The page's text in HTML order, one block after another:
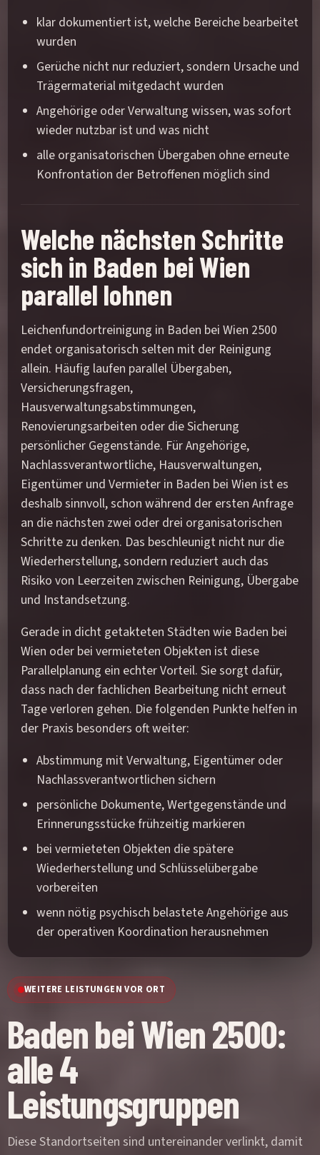
klar dokumentiert ist, welche Bereiche bearbeitet
wurden
Gerüche nicht nur reduziert, sondern Ursache und
Trägermaterial mitgedacht wurden
Angehörige oder Verwaltung wissen, was sofort
wieder nutzbar ist und was nicht
alle organisatorischen Übergaben ohne erneute
Konfrontation der Betroffenen möglich sind
Welche nächsten Schritte
sich in Baden bei Wien
parallel lohnen
Leichenfundortreinigung in Baden bei Wien 2500
endet organisatorisch selten mit der Reinigung
allein. Häufig laufen parallel Übergaben,
Versicherungsfragen,
Hausverwaltungsabstimmungen,
Renovierungsarbeiten oder die Sicherung
persönlicher Gegenstände. Für Angehörige,
Nachlassverantwortliche, Hausverwaltungen,
Eigentümer und Vermieter in Baden bei Wien ist es
deshalb sinnvoll, schon während der ersten Anfrage
an die nächsten zwei oder drei organisatorischen
Schritte zu denken. Das beschleunigt nicht nur die
Wiederherstellung, sondern reduziert auch das
Risiko von Leerzeiten zwischen Reinigung, Übergabe
und Instandsetzung.
Gerade in dicht getakteten Städten wie Baden bei
Wien oder bei vermieteten Objekten ist diese
Parallelplanung ein echter Vorteil. Sie sorgt dafür,
dass nach der fachlichen Bearbeitung nicht erneut
Tage verloren gehen. Die folgenden Punkte helfen in
der Praxis besonders oft weiter:
Abstimmung mit Verwaltung, Eigentümer oder
Nachlassverantwortlichen sichern
persönliche Dokumente, Wertgegenstände und
Erinnerungsstücke frühzeitig markieren
bei vermieteten Objekten die spätere
Wiederherstellung und Schlüsselübergabe
vorbereiten
wenn nötig psychisch belastete Angehörige aus
der operativen Koordination herausnehmen
WEITERE LEISTUNGEN VOR ORT
Baden bei Wien 2500:
alle 4
Leistungsgruppen
Diese Standortseiten sind untereinander verlinkt, damit